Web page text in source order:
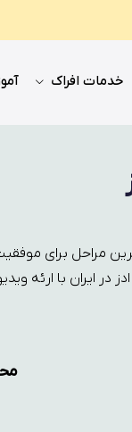
خدمات افراک
مراحل برای
ایران با ارئه